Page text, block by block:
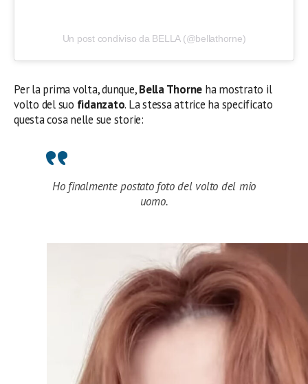
Un post condiviso da BELLA (@bellathorne)
Per la prima volta, dunque,Bella Thorne ha mostrato il
volto del suo fidanzato. La stessa attrice ha specificato
questa cosa nelle sue storie:
Ho finalmente postato foto del volto del mio
uomo.